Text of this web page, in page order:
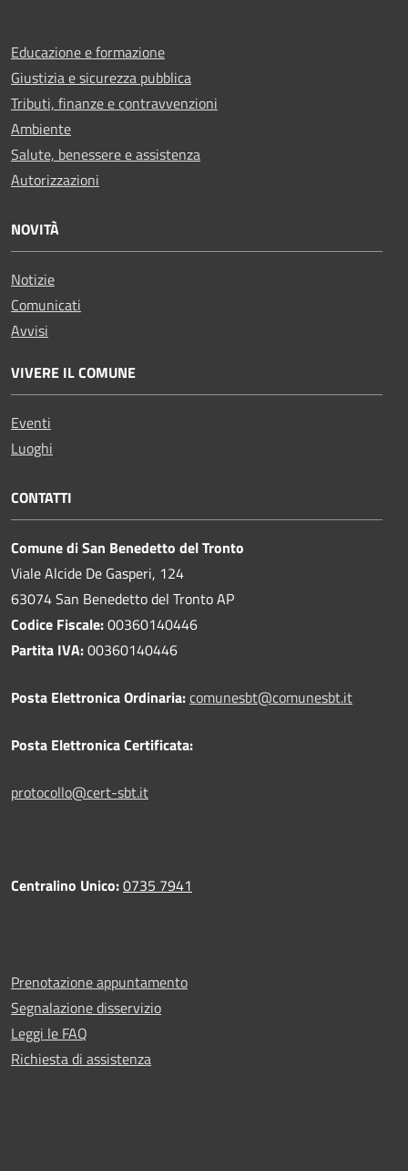
Educazione e formazione
Giustizia e sicurezza pubblica
Tributi, finanze e contravvenzioni
Ambiente
Salute, benessere e assistenza
Autorizzazioni
NOVITÀ
Notizie
Comunicati
Avvisi
VIVERE IL COMUNE
Eventi
Luoghi
CONTATTI
Comune di San Benedetto del Tronto
Viale Alcide De Gasperi, 124
63074 San Benedetto del Tronto AP
Codice Fiscale:00360140446
Partita IVA:00360140446
Posta Elettronica Ordinaria:comunesbt@comunesbt.it
Posta Elettronica Certificata:
protocollo@cert-sbt.it
Centralino Unico:0735 7941
Prenotazione appuntamento
Segnalazione disservizio
Leggi le FAQ
Richiesta di assistenza